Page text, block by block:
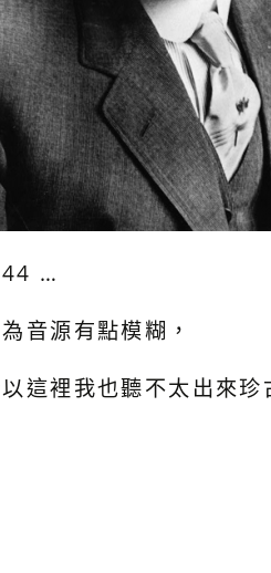
…
音源有點模糊，
這裡我也聽不太出來